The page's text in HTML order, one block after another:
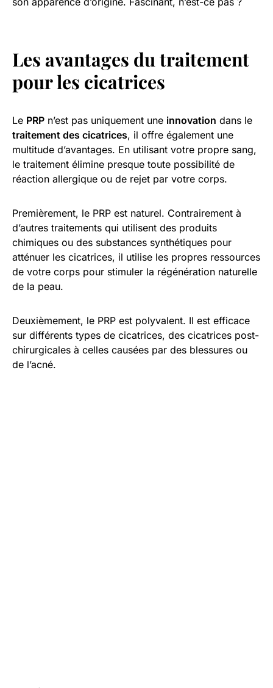
Les avantages dutraitement
pour les cicatrices
Le PRP n’est pas uniquement une innovation dans le
traitement des cicatrices, il offre également une
multitude d’avantages. En utilisant votre propre sang,
le traitement élimine presque toute possibilité de
réaction allergique ou de rejet par votre corps.
Premièrement, le PRP est naturel. Contrairement à
d’autres traitements qui utilisent des produits
chimiques ou des substances synthétiques pour
atténuer les cicatrices, il utilise les propres ressources
de votre corps pour stimuler la régénération naturelle
de la peau.
Deuxièmement, le PRP est polyvalent. Il est efficace
sur différents types de cicatrices, des cicatrices post-
chirurgicales à celles causées par des blessures ou
de l’acné.